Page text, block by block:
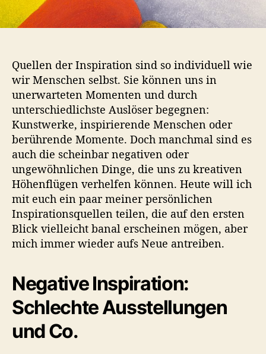
n
Quellen der Inspiration sind so individuell wie
wir Menschen selbst. Sie können uns in
unerwarteten Momenten und durch
unterschiedlichste Auslöser begegnen:
Kunstwerke, inspirierende Menschen oder
berührende Momente. Doch manchmal sind es
auch die scheinbar negativen oder
ungewöhnlichen Dinge, die uns zu kreativen
Höhenflügen verhelfen können. Heute will ich
mit euch ein paar meiner persönlichen
Inspirationsquellen teilen, die auf den ersten
Blick vielleicht banal erscheinen mögen, aber
mich immer wieder aufs Neue antreiben.
Negative Inspiration:
Schlechte Ausstellungen
und Co.